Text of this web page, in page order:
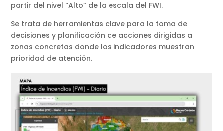
partir del nivel “Alto” de la escala del FWI.
Se trata de herramientas clave para la toma de
decisiones y planificación de acciones dirigidas a
zonas concretas donde los indicadores muestran
prioridad de atención.